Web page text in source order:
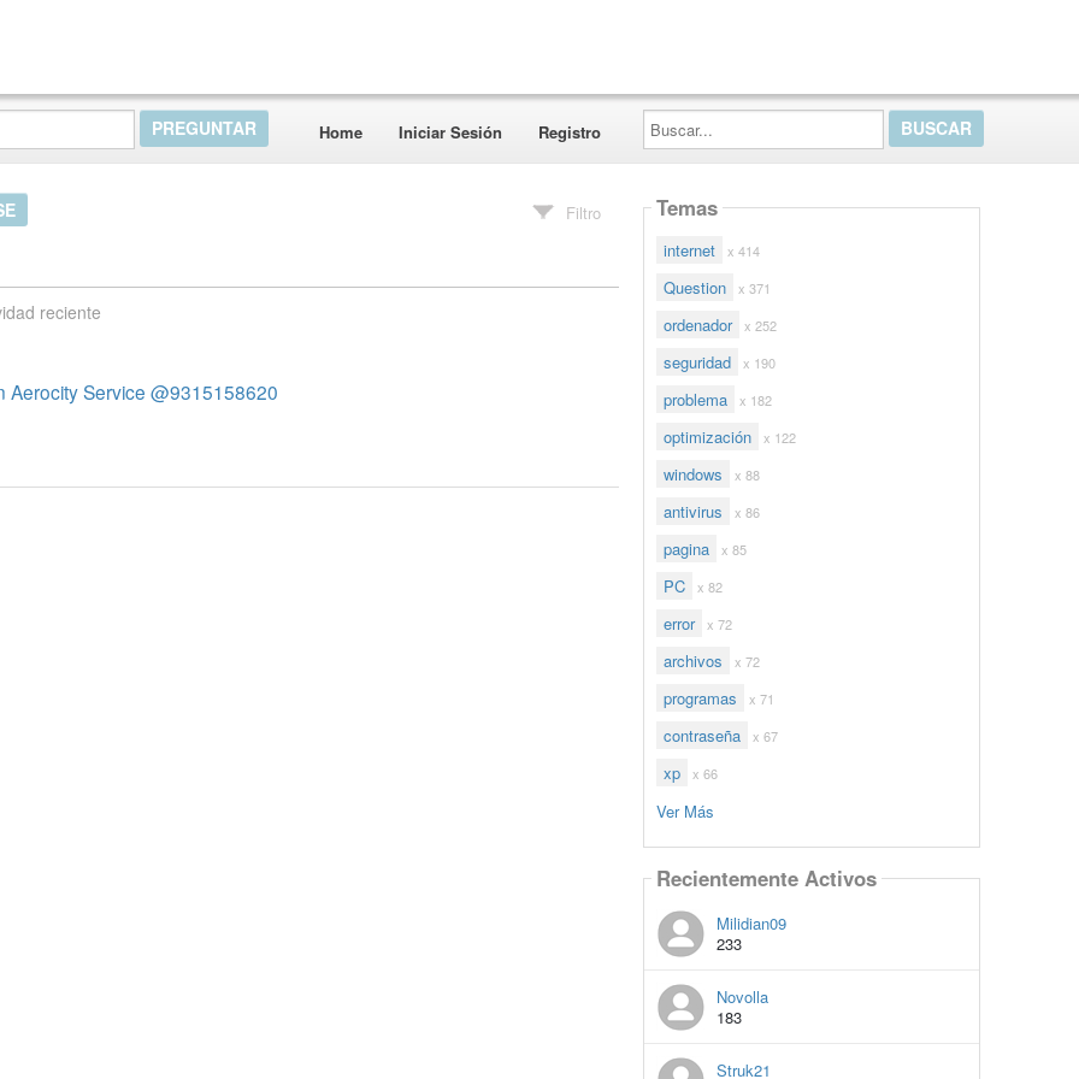
Home Iniciar Sesión Registro
Buscar...
Filtro
reciente
Aerocity Service @9315158620
Temas
internet x 414
Question x 371
ordenador x 252
seguridad x 190
problema x 182
optimización x 122
windows x 88
antivirus x 86
pagina x 85
PC x 82
error x 72
archivos x 72
programas x 71
contraseña x 67
xp x 66
Ver Más
Recientemente Activos
Milidian09
233
Novolla
183
Struk21